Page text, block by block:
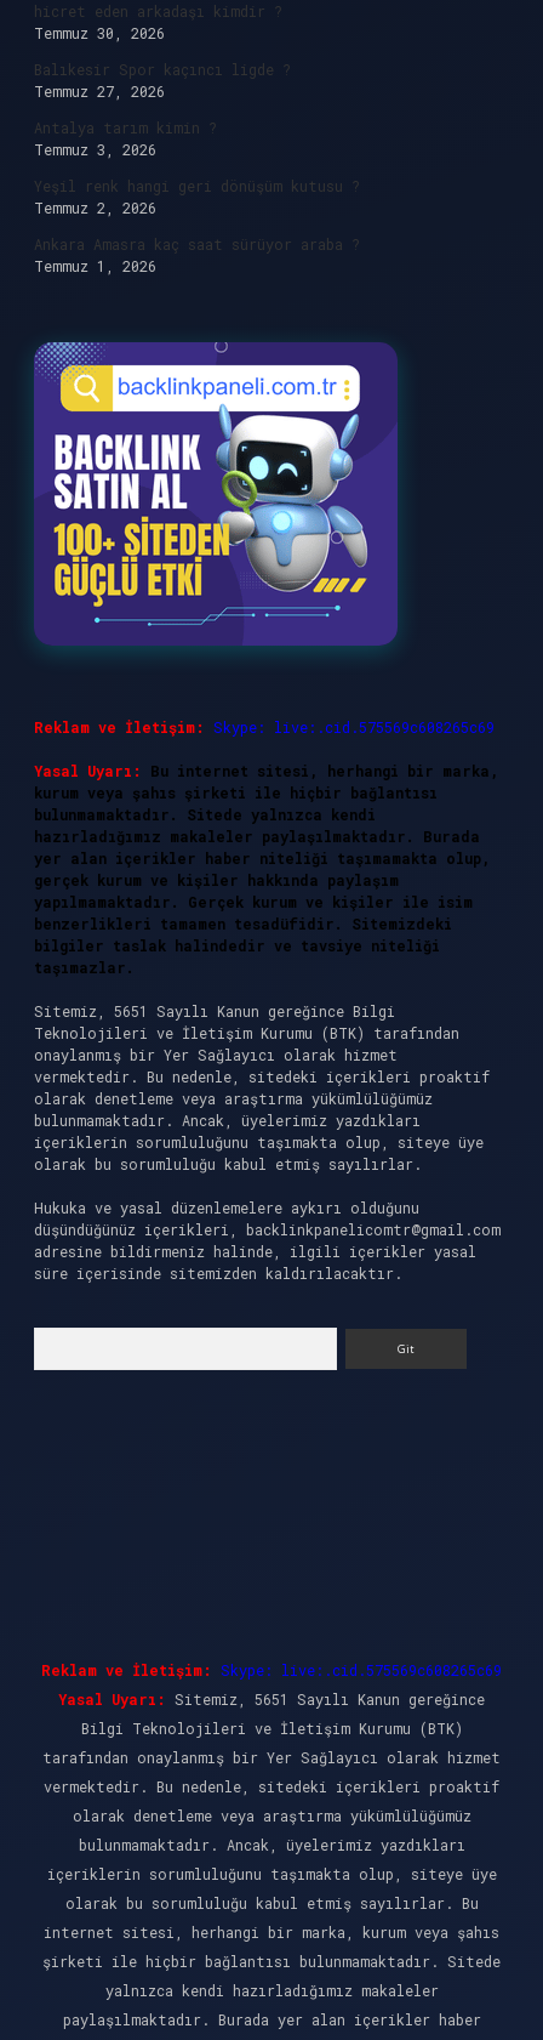
hicret eden arkadaşı kimdir ?
Temmuz 30, 2026
Balıkesir Spor kaçıncı ligde ?
Temmuz 27, 2026
Antalya tarım kimin ?
Temmuz 3, 2026
Yeşil renk hangi geri dönüşüm kutusu ?
Temmuz 2, 2026
Ankara Amasra kaç saat sürüyor araba ?
Temmuz 1, 2026
Reklam ve İletişim: Skype: live:.cid.575569c608265c69
Yasal Uyarı:
Bu internet sitesi, herhangi bir marka,
kurum veya şahıs şirketi ile hiçbir bağlantısı
bulunmamaktadır. Sitede yalnızca kendi
hazırladığımız makaleler paylaşılmaktadır. Burada
yer alan içerikler haber niteliği taşımamakta olup,
gerçek kurum ve kişiler hakkında paylaşım
yapılmamaktadır. Gerçek kurum ve kişiler ile isim
benzerlikleri tamamen tesadüfidir. Sitemizdeki
bilgiler taslak halindedir ve tavsiye niteliği
taşımazlar.
Sitemiz, 5651 Sayılı Kanun gereğince Bilgi
Teknolojileri ve İletişim Kurumu (BTK) tarafından
onaylanmış bir Yer Sağlayıcı olarak hizmet
vermektedir. Bu nedenle, sitedeki içerikleri proaktif
olarak denetleme veya araştırma yükümlülüğümüz
bulunmamaktadır. Ancak, üyelerimiz yazdıkları
içeriklerin sorumluluğunu taşımakta olup, siteye üye
olarak bu sorumluluğu kabul etmiş sayılırlar.
Hukuka ve yasal düzenlemelere aykırı olduğunu
düşündüğünüz içerikleri, backlinkpanelicomtr@gmail.com
adresine bildirmeniz halinde, ilgili içerikler yasal
süre içerisinde sitemizden kaldırılacaktır.
Reklam ve İletişim:
Skype: live:.cid.575569c608265c69
Yasal Uyarı:
Sitemiz, 5651 Sayılı Kanun gereğince
Bilgi Teknolojileri ve İletişim Kurumu (BTK)
tarafından onaylanmış bir Yer Sağlayıcı olarak hizmet
vermektedir. Bu nedenle, sitedeki içerikleri proaktif
olarak denetleme veya araştırma yükümlülüğümüz
bulunmamaktadır. Ancak, üyelerimiz yazdıkları
içeriklerin sorumluluğunu taşımakta olup, siteye üye
olarak bu sorumluluğu kabul etmiş sayılırlar. Bu
internet sitesi, herhangi bir marka, kurum veya şahıs
şirketi ile hiçbir bağlantısı bulunmamaktadır. Sitede
yalnızca kendi hazırladığımız makaleler
paylaşılmaktadır. Burada yer alan içerikler haber